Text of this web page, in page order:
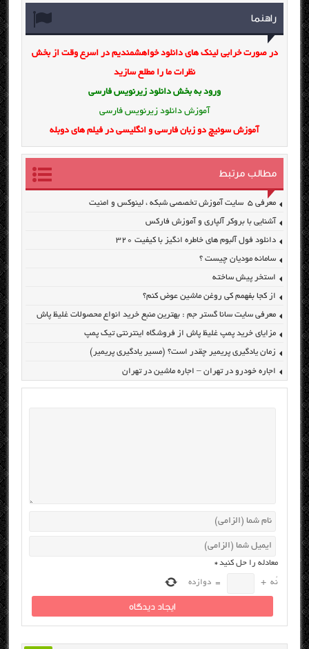
راهنما
در صورت خرابی لینک های دانلود خواهشمندیم در اسرع وقت از بخش
نظرات ما را مطلع سازید
ورود به بخش دانلود زیرنویس فارسی
آموزش دانلود زیرنویس فارسی
آموزش سوئیچ دو زبان فارسی و انگلیسی در فیلم های دوبله
مطالب مرتبط
معرفی ۵ سایت آموزش تخصصی شبکه ، لینوکس و امنیت
آشنایی با بروکر آلپاری و آموزش فارکس
دانلود فول آلبوم های خاطره انگیز با کیفیت ۳۲۰
سامانه مودیان چیست ؟
استخر پیش ساخته
از کجا بفهمم کی روغن ماشین عوض کنم؟
معرفی سایت سانا گستر جم : بهترین منبع خرید انواع محصولات غلیظ پاش
مزایای خرید پمپ غلیظ پاش از فروشگاه اینترنتی تیک پمپ
زمان یادگیری پریمیر چقدر است؟ (مسیر یادگیری پریمیر)
اجاره خودرو در تهران – اجاره ماشین در تهران
معادله را حل کنید*
نُه +
= دوازده